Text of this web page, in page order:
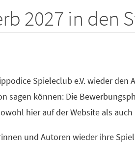
2027 in den
Spieleclub e.V. wieder
sagen können: Die
hier auf der Website als
und Autoren wieder ihre